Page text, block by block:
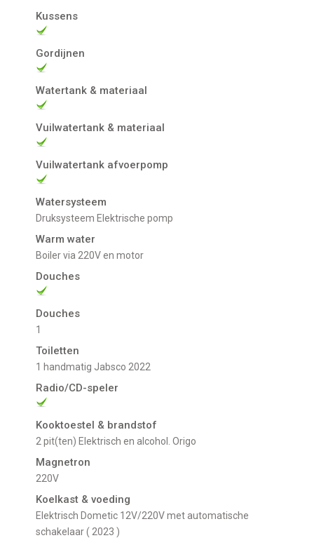
Kussens
Gordijnen
Watertank & materiaal
Vuilwatertank & materiaal
Vuilwatertank afvoerpomp
Watersysteem
Druksysteem Elektrische pomp
Warm water
Boiler via 220V en motor
Douches
Douches
1
Toiletten
1 handmatig Jabsco 2022
Radio/CD-speler
Kooktoestel & brandstof
2 pit(ten) Elektrisch en alcohol. Origo
Magnetron
220V
Koelkast & voeding
Elektrisch Dometic 12V/220V met automatische
schakelaar ( 2023 )